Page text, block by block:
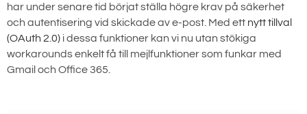
har under senare tid börjat ställa högre krav på säkerhet
och autentisering vid skickade av e-post. Med ett nytt tillval
(OAuth 2.0) i dessa funktioner kan vi nu utan stökiga
workarounds enkelt få till mejlfunktioner som funkar med
Gmail och Office 365.